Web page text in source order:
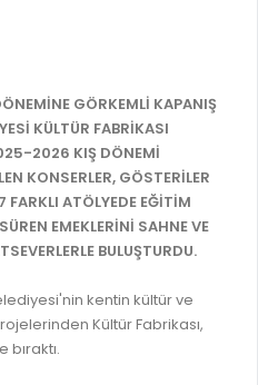
ÖZETLERİ
GÖRKEMLİ KAPANIŞ
KÜLTÜR FABRİKASI
2026 KIŞ DÖNEMİ
KONSERLER, GÖSTERİLER
FARKLI ATÖLYEDE EĞİTİM
EMEKLERİNİ SAHNE VE
BULUŞTURDU.
kentin kültür ve
Kültür Fabrikası,